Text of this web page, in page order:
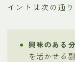
イントは次の通り
興味のある
を活かせる